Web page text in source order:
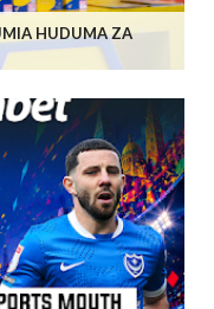
HUDUMA ZA